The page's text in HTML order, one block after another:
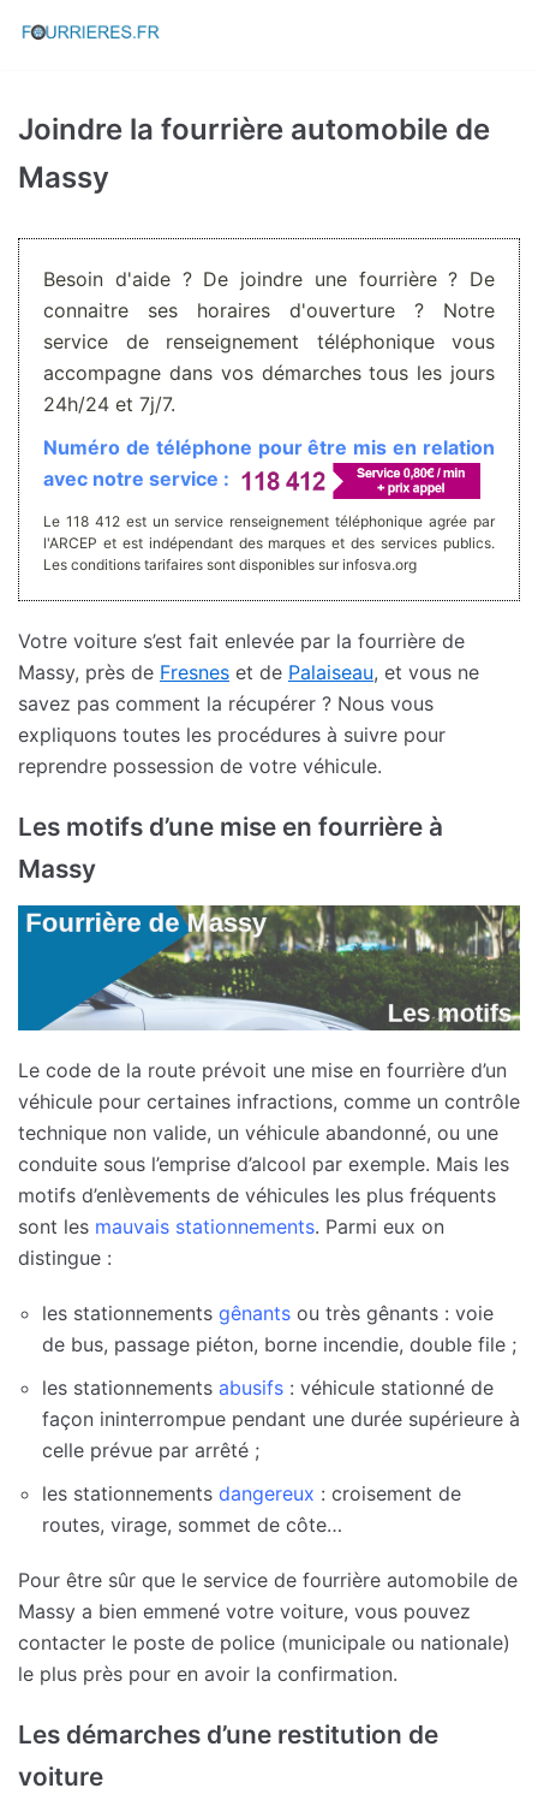
Aller
Joindre la fourrière automobile de
Massy
Besoin d'aide ? De joindre une fourrière ? De
connaitre ses horaires d'ouverture ? Notre
service de renseignement téléphonique vous
accompagne dans vos démarches tous les jours
24h/24 et 7j/7.
Numéro de téléphone pour être mis en relation
avec notre service :
Le 118 412 est un service renseignement téléphonique agrée par
l'ARCEP et est indépendant des marques et des services publics.
Les conditions tarifaires sont disponibles sur infosva.org
Votre voiture s’est fait enlevée par la fourrière de
Massy, près de Fresnes et de Palaiseau, et vous ne
savez pas comment la récupérer ? Nous vous
expliquons toutes les procédures à suivre pour
reprendre possession de votre véhicule.
Les motifs d’une mise en fourrière à
Massy
Le code de la route prévoit une mise en fourrière d’un
véhicule pour certaines infractions, comme un contrôle
technique non valide, un véhicule abandonné, ou une
conduite sous l’emprise d’alcool par exemple. Mais les
motifs d’enlèvements de véhicules les plus fréquents
sont les mauvais stationnements. Parmi eux on
distingue :
les stationnements gênants ou très gênants : voie
de bus, passage piéton, borne incendie, double file ;
les stationnements abusifs : véhicule stationné de
façon ininterrompue pendant une durée supérieure à
celle prévue par arrêté ;
les stationnements dangereux : croisement de
routes, virage, sommet de côte…
Pour être sûr que le service de fourrière automobile de
Massy a bien emmené votre voiture, vous pouvez
contacter le poste de police (municipale ou nationale)
le plus près pour en avoir la confirmation.
Les démarches d’une restitution de
voiture